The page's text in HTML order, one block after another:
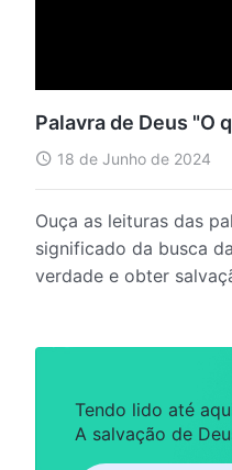
Palavra de Deus "O
18 de Junho de 2024
Ouça as leituras das
significado da busca
verdade e obter
Tendo lido até
A salvação de